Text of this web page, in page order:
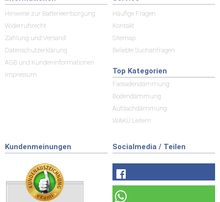
Hinweise zur Batterieentsorgung
Widerrufsrecht
Zahlung und Versand
Datenschutzerklärung
AGB und Kundeninformationen
Impressum
Häufige Fragen
Kontakt
Sitemap
Beliebte Suchanfragen
Top Kategorien
Fassadendämmung
Bodendämmung
Aufdachdämmung
WAKÜ Leitern
Kundenmeinungen Socialmedia / Teilen